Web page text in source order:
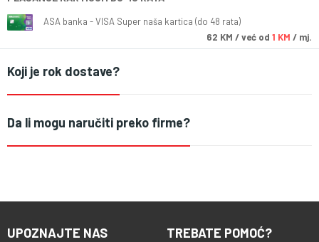
ASA banka - VISA Super naša kartica (do 48 rata)
62 KM / već od 1 KM / mj.
Koji je rok dostave?
Da li mogu naručiti preko firme?
UPOZNAJTE NAS TREBATE POMOĆ?